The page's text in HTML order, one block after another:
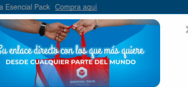
Compra aquí
SEARCH
INPUT